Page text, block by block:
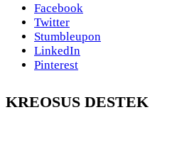
Facebook
Twitter
Stumbleupon
LinkedIn
Pinterest
KREOSUS DESTEK